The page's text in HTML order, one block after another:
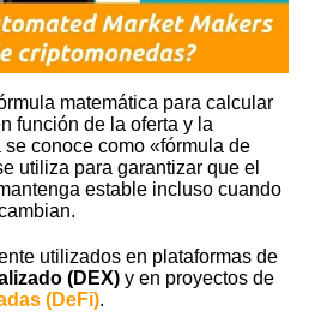
matemática para calcular
función de la oferta y la
conoce como «fórmula de
utiliza para garantizar que el
estable incluso cuando
utilizados en plataformas de
(DEX) y en proyectos de
(DeFi).